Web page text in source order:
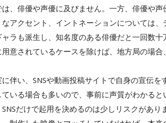
、俳優や声優に及びません。一方、俳優や
アクセント、イントネーションについては
ラも派生し、知名度のある俳優だと一回数
意されているケースを除けば、地方局の場
伴い、SNSや動画投稿サイトで自身の宣伝を
いる場合も多いので、事前に声質がわかる
だけで起用を決めるのは少しリスクがあ